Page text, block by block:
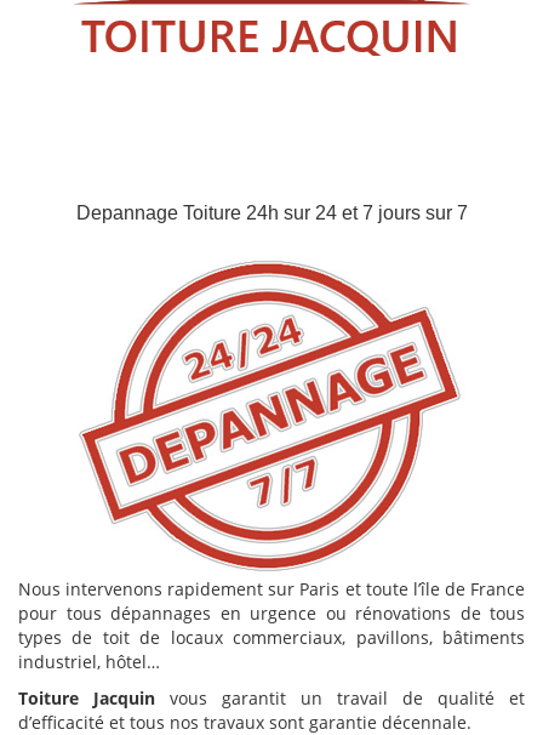
Depannage Toiture 24h sur 24 et 7 jours sur 7
Nous intervenons rapidement sur Paris et toute l’île de France
pour tous dépannages en urgence ou rénovations de tous
types de toit de locaux commerciaux, pavillons, bâtiments
industriel, hôtel…
Toiture Jacquin vous garantit un travail de qualité et
d’efficacité et tous nos travaux sont garantie décennale.